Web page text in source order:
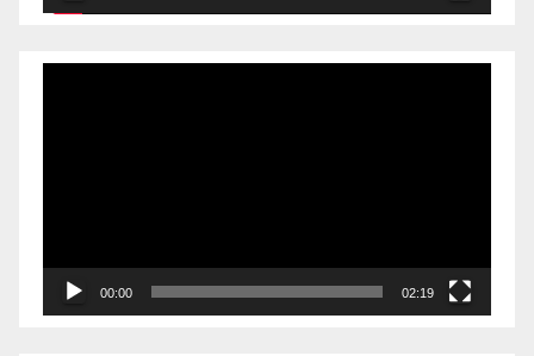
00:00 02:19